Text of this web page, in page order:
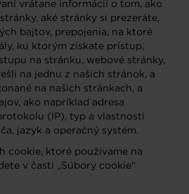
vrátane informácií o tom, ako
aké stránky si prezeráte,
bajtov, prepojenia, na ktoré
ku ktorým získate prístup,
na stránku, webové stránky,
na jednu z našich stránok, a
na našich stránkach, a
ako napríklad adresa
(IP), typ a vlastnosti
jazyk a operačný systém.
cookie, ktoré používame na
v časti „Súbory cookie“